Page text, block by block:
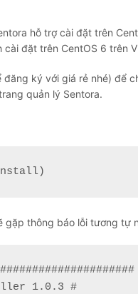
hỗ trợ cài đặt trên
đặt trên CentOS 6 trên
đăng ký với giá rẻ nhé) để
quản lý Sentora.
gặp thông báo lỗi tương tự
1.0.3 #